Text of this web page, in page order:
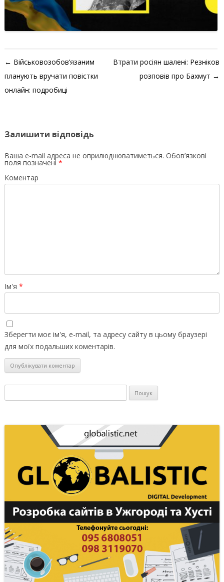
Навігація по запису
← Військовозобов’язаним
планують вручати повістки
онлайн: подробиці
Втрати росіян шалені: Резніков
розповів про Бахмут →
Залишити відповідь
Ваша e-mail адреса не оприлюднюватиметься. Обов’язкові
поля позначені *
Коментар
Ім'я *
Зберегти моє ім'я, e-mail, та адресу сайту в цьому браузері
для моїх подальших коментарів.